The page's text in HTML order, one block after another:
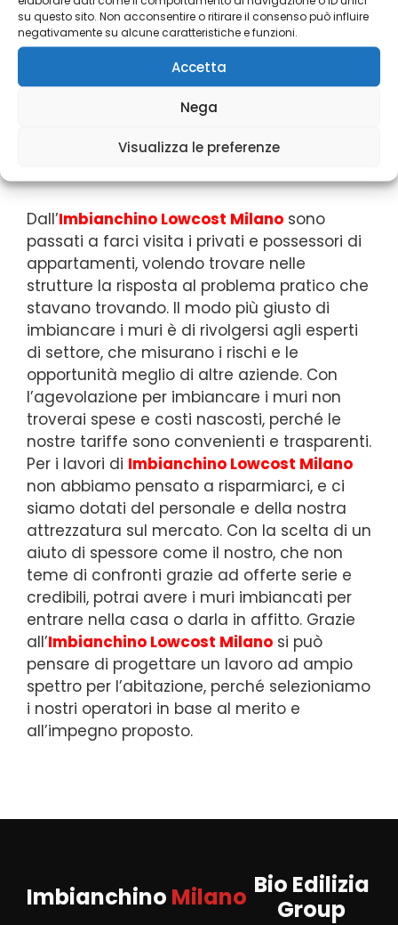
su questo sito. Non acconsentire o ritirare il consenso può influire
negativamente su alcune caratteristiche e funzioni.
Accetta
Nega
Visualizza le preferenze
differenza tra un’imbiancatura ben fatta e
un lavoro diverso. La nostra azienda ha
pensato alla soddisfazione di ciò che ci
richiedono i clienti, con precisa cura per
quanto riguarda i dettagli del lavoro.
L’aiuto di spessore dell’ Imbianchino Lowcost
Dall’Imbianchino Lowcost Milano sono
passati a farci visita i privati e possessori di
appartamenti, volendo trovare nelle
strutture la risposta al problema pratico che
stavano trovando. Il modo più giusto di
imbiancare i muri è di rivolgersi agli esperti
di settore, che misurano i rischi e le
opportunità meglio di altre aziende. Con
l’agevolazione per imbiancare i muri non
troverai spese e costi nascosti, perché le
nostre tariffe sono convenienti e trasparenti.
Per i lavori di Imbianchino Lowcost Milano
non abbiamo pensato a risparmiarci, e ci
siamo dotati del personale e della nostra
attrezzatura sul mercato. Con la scelta di un
aiuto di spessore come il nostro, che non
teme di confronti grazie ad offerte serie e
credibili, potrai avere i muri imbiancati per
entrare nella casa o darla in affitto. Grazie
all’Imbianchino Lowcost Milano si può
pensare di progettare un lavoro ad ampio
spettro per l’abitazione, perché selezioniamo
i nostri operatori in base al merito e
all’impegno proposto.
Imbianchino Milano Bio Edilizia
Group